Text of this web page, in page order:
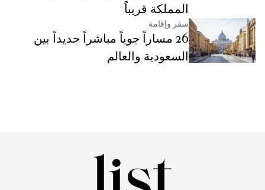
المملكة قريباً
سفر وإقامة
26 مساراً جوياً مباشراً جديداً بين
السعودية والعالم